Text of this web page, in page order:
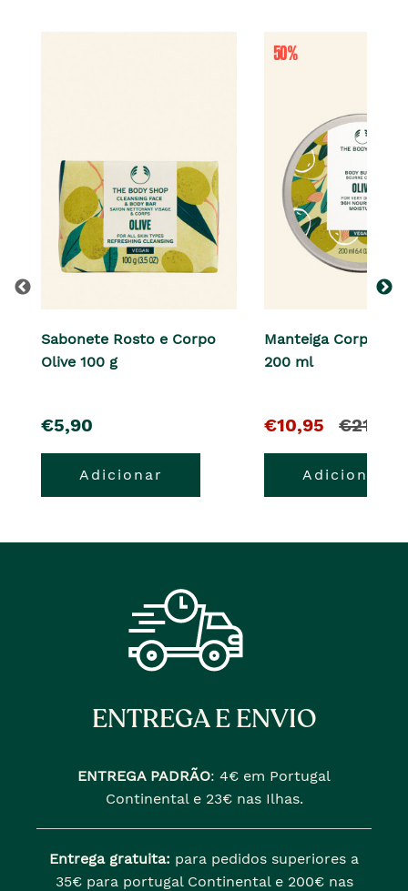
Sabonete Rosto e Corpo
Olive 100 g
pre�o
€5,90
Adicionar
Manteiga Corporal
200 ml
O
pre�o
atual
€10,95
e
o
pre�o
era
€21,90
Adicionar
ENTREGA E ENVIO
ENTREGA PADRÃO: 4€ em Portugal
Continental e 23€ nas Ilhas.
Entrega gratuita: para pedidos superiores a
35€ para portugal Continental e 200€ nas